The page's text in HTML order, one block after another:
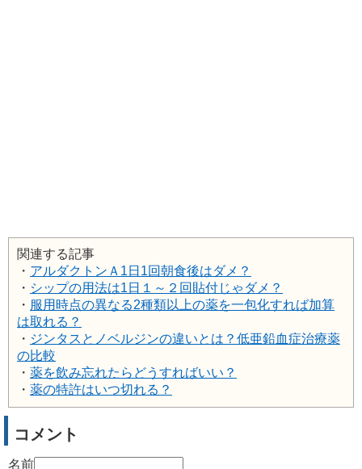
関連する記事
・ アルダクトンＡ1日1回朝食後はダメ？
・ シップの用法は1日１～２回貼付じゃダメ？
・ 服用時点の異なる2種類以上の薬を一包化すれば加算
は取れる？
・ ジンタスとノベルジンの違いとは？低亜鉛血症治療薬
の比較
・ 薬を飲み忘れたらどうすればいい？
・ 薬の特許はいつ切れる？
コメント
名前